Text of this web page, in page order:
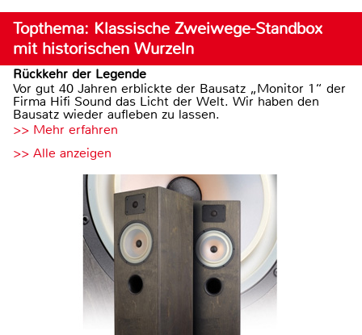
Topthema: Klassische Zweiwege-Standbox
mit historischen Wurzeln
Rückkehr der Legende
Vor gut 40 Jahren erblickte der Bausatz „Monitor 1“ der
Firma Hifi Sound das Licht der Welt. Wir haben den
Bausatz wieder aufleben zu lassen.
>> Mehr erfahren
>> Alle anzeigen